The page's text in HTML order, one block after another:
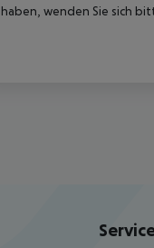
haben, wenden Sie sich